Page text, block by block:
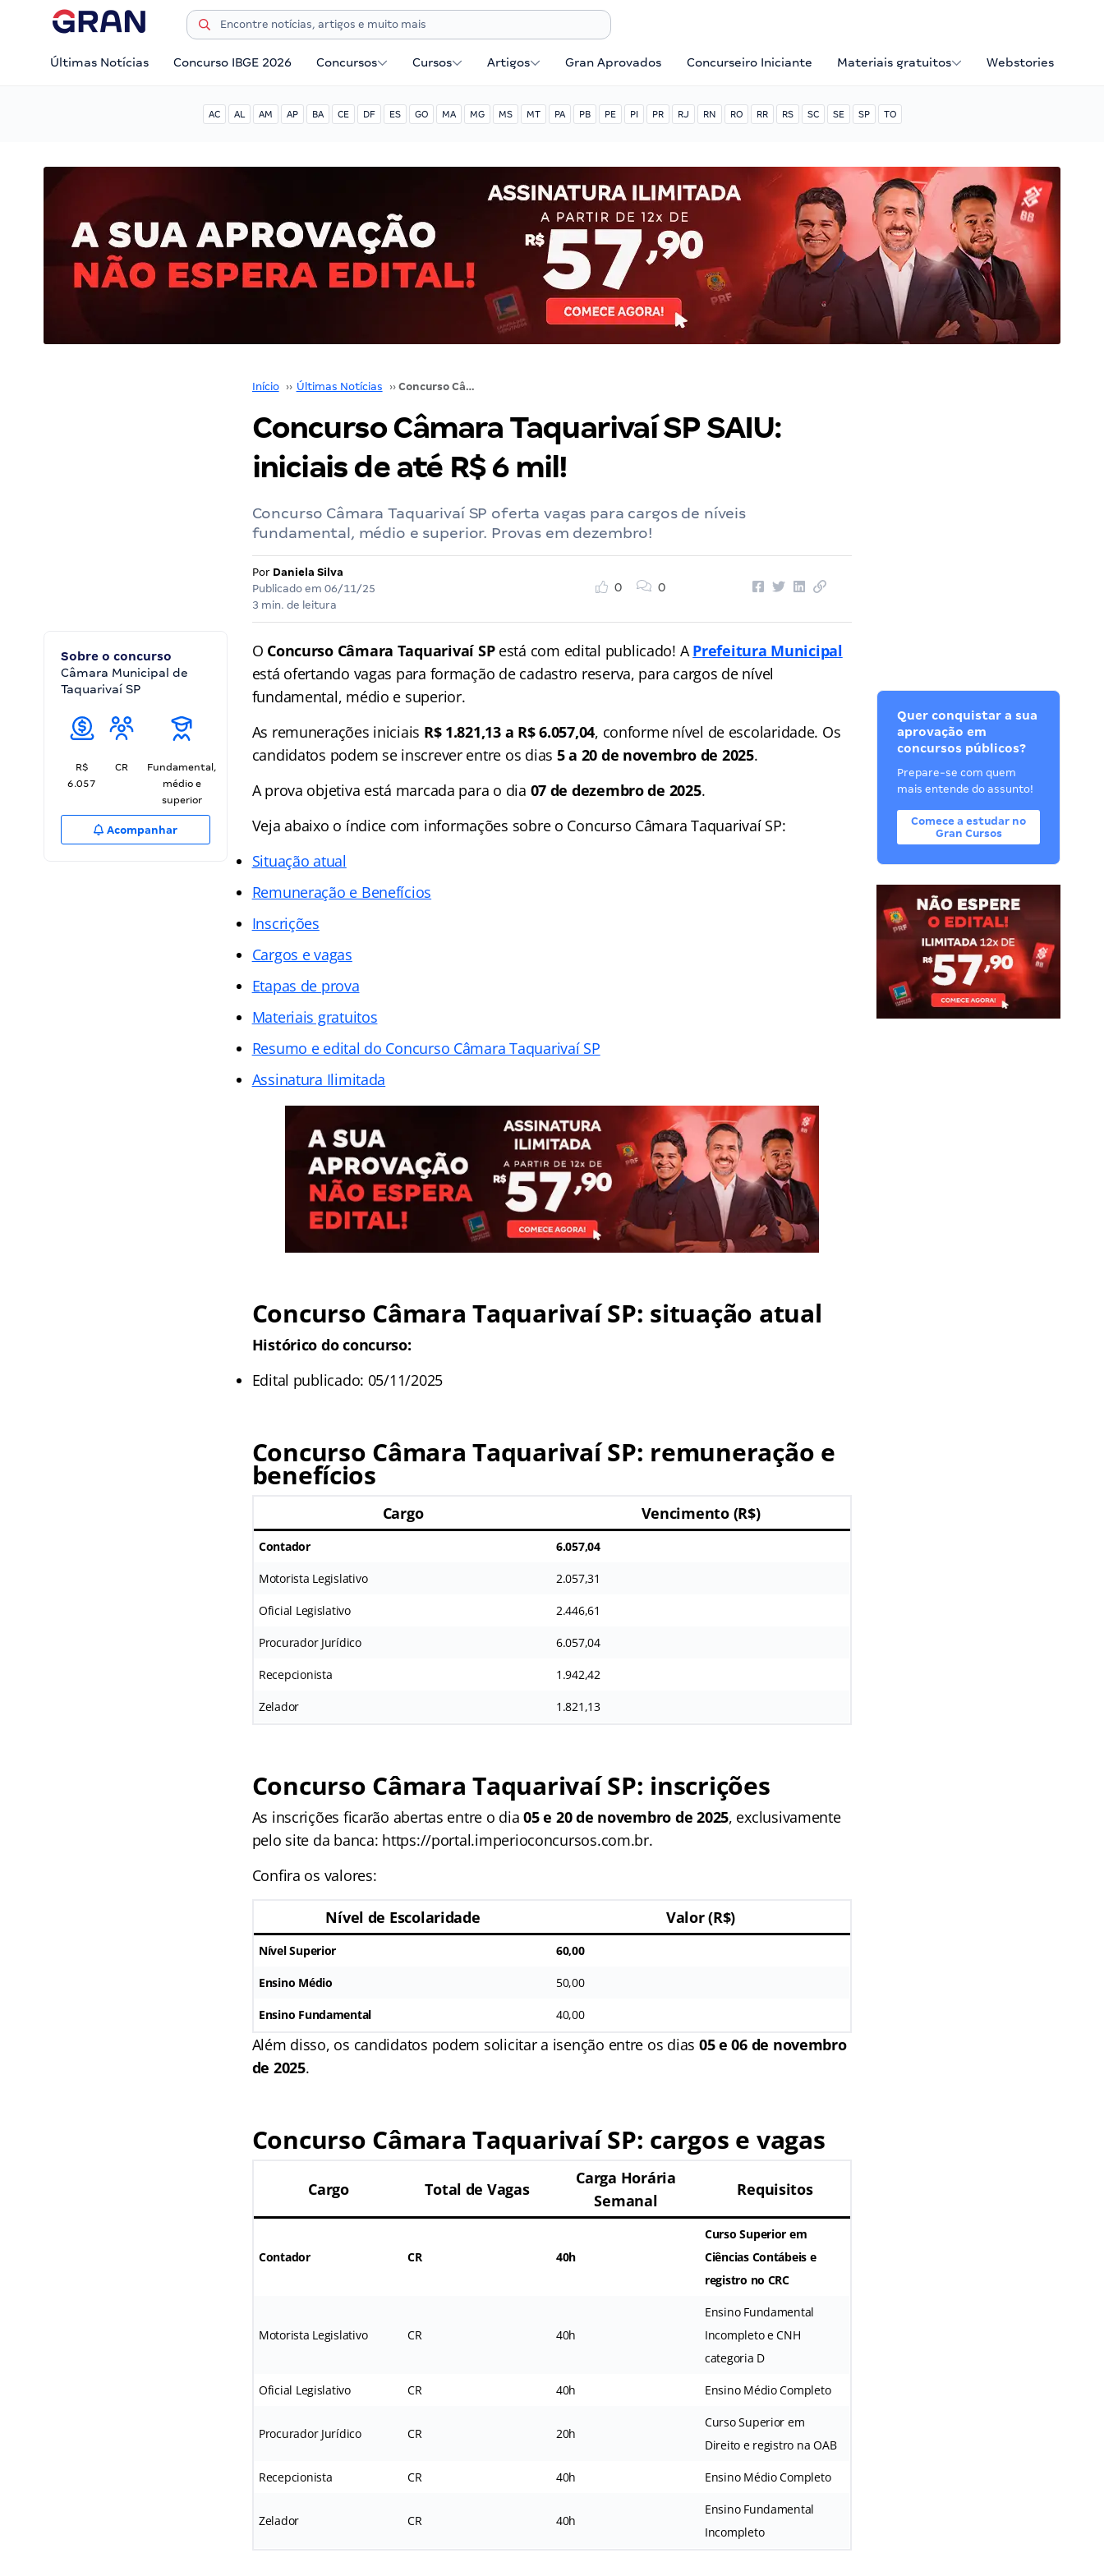
Últimas Notícias Concurso IBGE 2026 Concursos Cursos Artigos Gran Aprovados Concurseiro Iniciante Materiais gratuitos Webstories
AC AL AM AP BA CE DF ES GO MA MG MS MT PA PB PE PI PR RJ RN RO RR RS SC SE SP TO
Início ›› Últimas Notícias ›› Concurso Câmara Taquarivaí SP SAIU: iniciais de até R$ 6 mil!
Concurso Câmara Taquarivaí SP SAIU:
iniciais de até R$ 6 mil!
Concurso Câmara Taquarivaí SP oferta vagas para cargos de níveis
fundamental, médio e superior. Provas em dezembro!
Por Daniela Silva
Publicado em 06/11/25
3 min. de leitura
0 0
Sobre o concurso
Câmara Municipal de
Taquarivaí SP
R$
6.057
CR
Fundamental,
médio e
superior
Acompanhar
O Concurso Câmara Taquarivaí SPestá com edital publicado! A Prefeitura Municipal
está ofertando vagas para formação de cadastro reserva, para cargos de nível
fundamental, médio e superior.
As remunerações iniciais R$ 1.821,13 a R$ 6.057,04, conforme nível de escolaridade. Os
candidatos podem se inscrever entre os dias 5 a 20 de novembro de 2025.
A prova objetiva está marcada para o dia 07 de dezembro de 2025.
Veja abaixo o índice com informações sobre o Concurso Câmara Taquarivaí SP:
Situação atual
Remuneração e Benefícios
Inscrições
Cargos e vagas
Etapas de prova
Materiais gratuitos
Resumo e edital do Concurso Câmara Taquarivaí SP
Assinatura Ilimitada
Concurso Câmara Taquarivaí SP: situação atual
Histórico do concurso:
Edital publicado: 05/11/2025
Concurso Câmara Taquarivaí SP: remuneração e
benefícios
Cargo Vencimento (R$)
Contador 6.057,04
Motorista Legislativo 2.057,31
Oficial Legislativo 2.446,61
Procurador Jurídico 6.057,04
Recepcionista 1.942,42
Zelador 1.821,13
Concurso Câmara Taquarivaí SP: inscrições
As inscrições ficarão abertas entre o dia05 e 20 de novembro de 2025, exclusivamente
pelo site da banca: https://portal.imperioconcursos.com.br.
Confira os valores:
Nível de Escolaridade Valor (R$)
Nível Superior 60,00
Ensino Médio 50,00
Ensino Fundamental 40,00
Além disso, os candidatos podem solicitar a isenção entre os dias 05 e 06 de novembro
de 2025.
Concurso Câmara Taquarivaí SP: cargos e vagas
Cargo Total de Vagas
Carga Horária
Semanal
Requisitos
Contador CR 40h
Curso Superior em
Ciências Contábeis e
registro no CRC
Motorista Legislativo CR 40h
Ensino Fundamental
Incompleto e CNH
categoria D
Oficial Legislativo CR 40h Ensino Médio Completo
Procurador Jurídico CR 20h
Curso Superior em
Direito e registro na OAB
Recepcionista CR 40h Ensino Médio Completo
Zelador CR 40h
Ensino Fundamental
Incompleto
Quer conquistar a sua
aprovação em
concursos públicos?
Prepare-se com quem
mais entende do assunto!
Comece a estudar no
Gran Cursos